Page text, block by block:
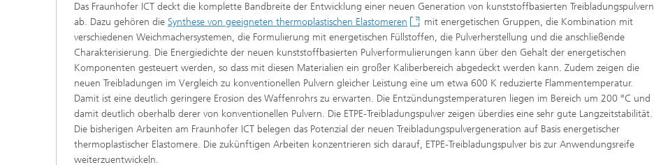
Das Fraunhofer ICT deckt die komplette Bandbreite der Entwicklung einer neuen Generation von kunststoffbasierten Treibladungspulvern
ab. Dazu gehören die Synthese von geeigneten thermoplastischen Elastomeren
mit energetischen Gruppen, die Kombination mit
verschiedenen Weichmachersystemen, die Formulierung mit energetischen Füllstoffen, die Pulverherstellung und die anschließende
Charakterisierung. Die Energiedichte der neuen kunststoffbasierten Pulverformulierungen kann über den Gehalt der energetischen
Komponenten gesteuert werden, so dass mit diesen Materialien ein großer Kaliberbereich abgedeckt werden kann. Zudem zeigen die
neuen Treibladungen im Vergleich zu konventionellen Pulvern gleicher Leistung eine um etwa 600 K reduzierte Flammentemperatur.
Damit ist eine deutlich geringere Erosion des Waffenrohrs zu erwarten. Die Entzündungstemperaturen liegen im Bereich um 200 °C und
damit deutlich oberhalb derer von konventionellen Pulvern. Die ETPE-Treibladungspulver zeigen überdies eine sehr gute Langzeitstabilität.
Die bisherigen Arbeiten am Fraunhofer ICT belegen das Potenzial der neuen Treibladungspulvergeneration auf Basis energetischer
thermoplastischer Elastomere. Die zukünftigen Arbeiten konzentrieren sich darauf, ETPE-Treibladungspulver bis zur Anwendungsreife
weiterzuentwickeln.